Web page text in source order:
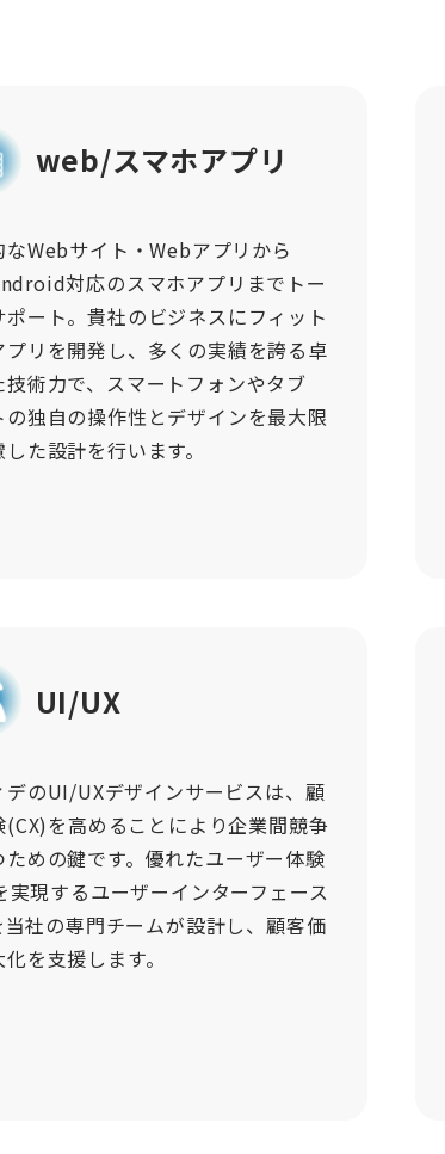
web/スマホアプリ
なWebサイト・Webアプリから
対応のスマホアプリまでトー
ポート。貴社のビジネスにフィット
プリを開発し、多くの実績を誇る卓
技術力で、スマートフォンやタブ
の独自の操作性とデザインを最大限
た設計を行います。
UI/UX
デのUI/UXデザインサービスは、顧
(CX)を高めることにより企業間競争
ための鍵です。優れたユーザー体験
実現するユーザーインターフェース
社の専門チームが設計し、顧客価
を支援します。